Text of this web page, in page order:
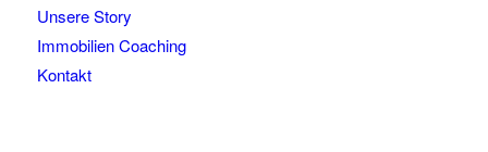
Unsere Story
Immobilien Coaching
Kontakt